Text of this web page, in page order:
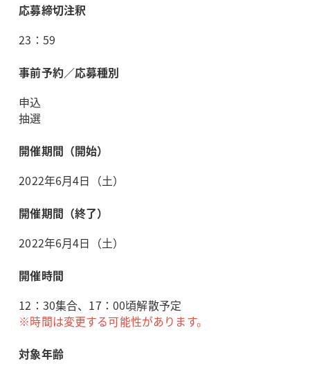
応募締切注釈
23：59
事前予約／応募種別
申込
抽選
開催期間（開始）
2022年6月4日（土）
開催期間（終了）
2022年6月4日（土）
開催時間
12：30集合、17：00頃解散予定
※時間は変更する可能性があります。
対象年齢